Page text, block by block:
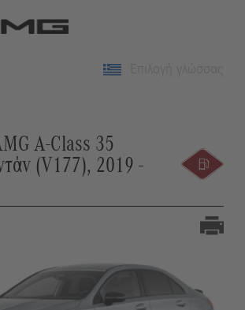
A-Class 35
(V177), 2019 -